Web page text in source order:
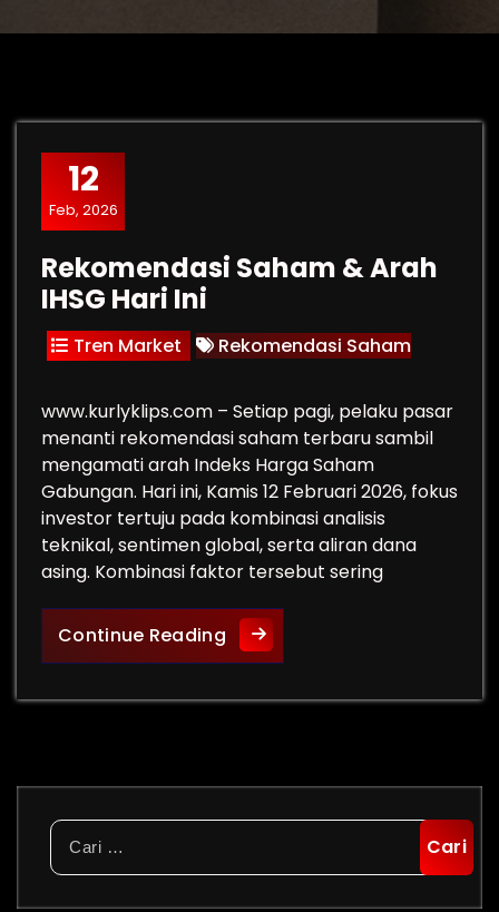
12
Feb, 2026
Rekomendasi Saham & Arah
IHSG Hari Ini
Tren Market Rekomendasi Saham
www.kurlyklips.com – Setiap pagi, pelaku pasar
menanti rekomendasi saham terbaru sambil
mengamati arah Indeks Harga Saham
Gabungan. Hari ini, Kamis 12 Februari 2026, fokus
investor tertuju pada kombinasi analisis
teknikal, sentimen global, serta aliran dana
asing. Kombinasi faktor tersebut sering
Continue ReadingRekomendasi Saham & Arah
Cari
untuk: